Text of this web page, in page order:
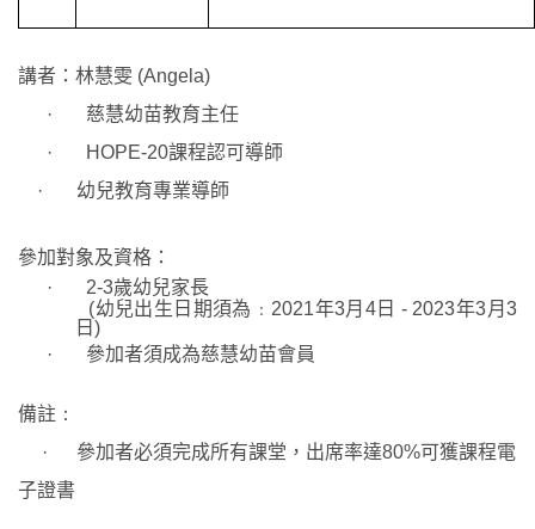
講者： 林慧雯 (Angela)
·
慈慧幼苗教育主任
·
HOPE-20課程認可導師
·
幼兒教育專業導師
參加對象及資格：
·
2-3歲幼兒家長
(幼兒出生日期須為﹕ 2021年3月 4日 - 2023年3月3
日 )
· 參加者須成為慈慧幼苗會員
備註 ：
·
參加者必須完成所有課堂，出席率達80%可獲課程電
子證書